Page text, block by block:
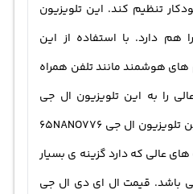
تنظیم کند. این تلویزیون
هم دارد. با استفاده از این
های هوشمند مانند تلفن همراه
را به این تلویزیون ال جی
نانوسل متصل کرد. خرید این تلویزیون ال جی 65NANO776
های عالی که دارد گزینه ی بسیار
باشد. قیمت ال ای دی ال جی